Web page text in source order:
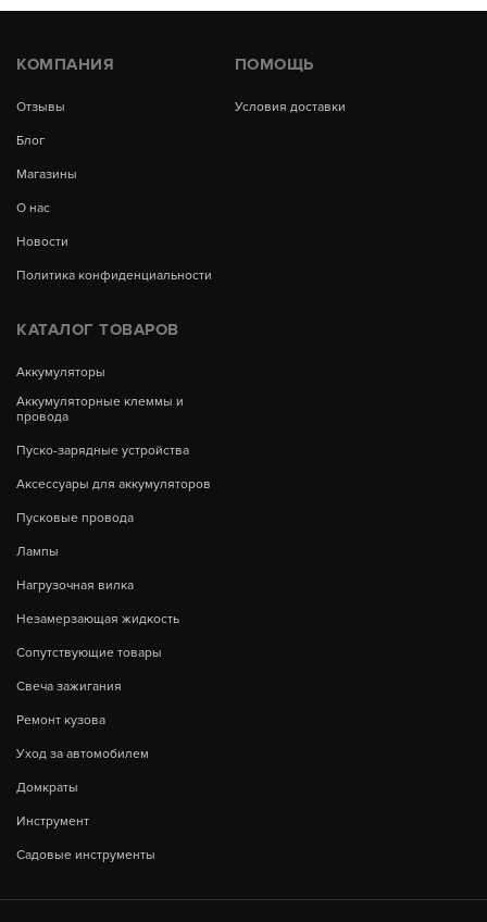
КОМПАНИЯ
Отзывы
Блог
Магазины
О нас
Новости
Политика конфиденциальности
ПОМОЩЬ
Условия доставки
КАТАЛОГ ТОВАРОВ
Аккумуляторы
Аккумуляторные клеммы и
провода
Пуско-зарядные устройства
Аксессуары для аккумуляторов
Пусковые провода
Лампы
Нагрузочная вилка
Незамерзающая жидкость
Сопутствующие товары
Свеча зажигания
Ремонт кузова
Уход за автомобилем
Домкраты
Инструмент
Садовые инструменты